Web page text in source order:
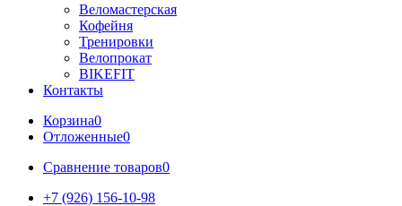
Веломастерская
Кофейня
Тренировки
Велопрокат
BIKEFIT
Контакты
Корзина0
Отложенные0
Сравнение товаров0
+7 (926) 156-10-98